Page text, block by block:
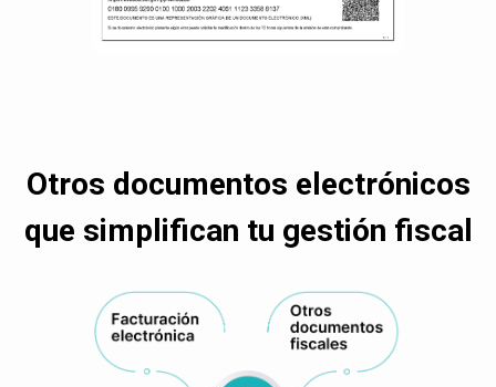
Otros documentos electrónicos
que simplifican tu gestión fiscal